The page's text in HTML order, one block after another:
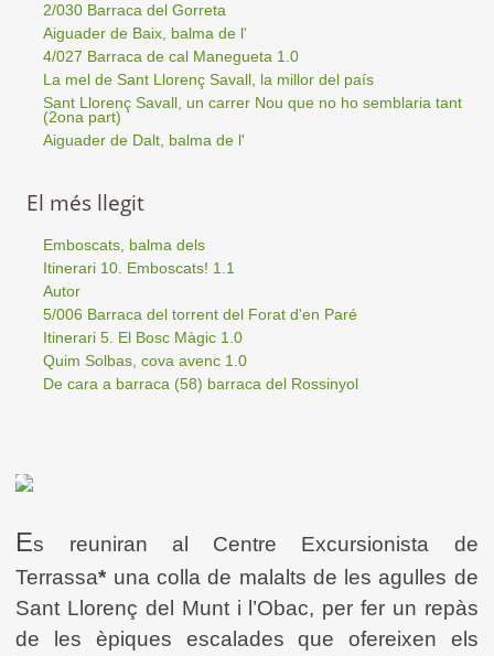
2/030 Barraca del Gorreta
Aiguader de Baix, balma de l'
4/027 Barraca de cal Manegueta 1.0
La mel de Sant Llorenç Savall, la millor del país
Sant Llorenç Savall, un carrer Nou que no ho semblaria tant
(2ona part)
Aiguader de Dalt, balma de l'
El més llegit
Emboscats, balma dels
Itinerari 10. Emboscats! 1.1
Autor
5/006 Barraca del torrent del Forat d'en Paré
Itinerari 5. El Bosc Màgic 1.0
Quim Solbas, cova avenc 1.0
De cara a barraca (58) barraca del Rossinyol
Es reuniran al Centre Excursionista de
Terrassa*una colla de malalts de les agulles de
Sant Llorenç del Munt i l’Obac, per fer un repàs
de les èpiques escalades que ofereixen els